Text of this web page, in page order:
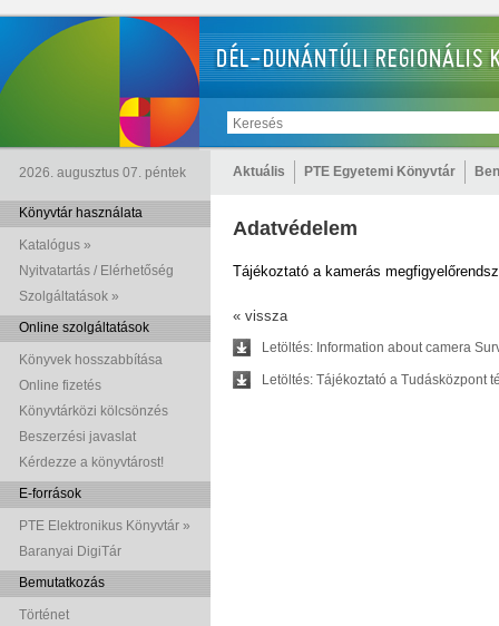
2026. augusztus 07. péntek Aktuális PTE Egyetemi Könyvtár
Könyvtár használata
Katalógus »
Nyitvatartás / Elérhetőség
Szolgáltatások »
Online szolgáltatások
Könyvek hosszabbítása
Online fizetés
Könyvtárközi kölcsönzés
Beszerzési javaslat
Kérdezze a könyvtárost!
E-források
PTE Elektronikus Könyvtár »
Baranyai DigiTár
Bemutatkozás
Történet
Adatvédelem
Tájékoztató a kamerás
« vissza
Letöltés: Information about camera
Letöltés: Tájékoztató a Tudásközpont